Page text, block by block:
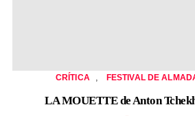
CRÍTICA FESTIVAL DE
LA MOUETTE de Anton